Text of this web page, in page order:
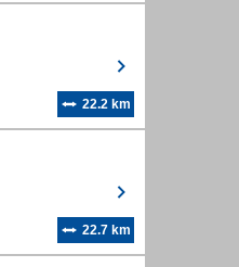
22.2 km
22.7 km